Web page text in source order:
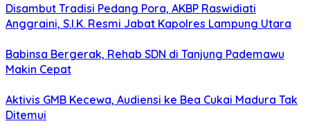
Disambut Tradisi Pedang Pora, AKBP Raswidiati
Anggraini, S.I.K. Resmi Jabat Kapolres Lampung Utara
Babinsa Bergerak, Rehab SDN di Tanjung Pademawu
Makin Cepat
Aktivis GMB Kecewa, Audiensi ke Bea Cukai Madura Tak
Ditemui